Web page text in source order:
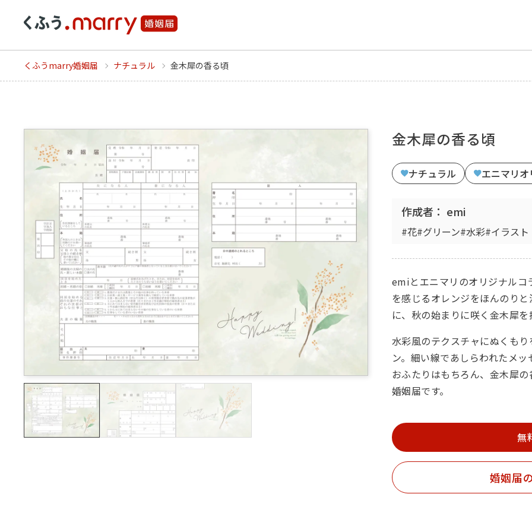
くふうmarry婚姻届 ナチュラル 金木犀の香る頃
金木犀の香る頃
ナチュラル エニマリ
作成者： emi
#花#グリーン#水彩#イラスト
emiとエニマリのオリジナルコ
を感じるオレンジをほんのり
に、秋の始まりに咲く金木犀
水彩風のテクスチャにぬくも
ン。細い線であしらわれたメ
おふたりはもちろん、金木犀
婚姻届です。
無
婚姻届